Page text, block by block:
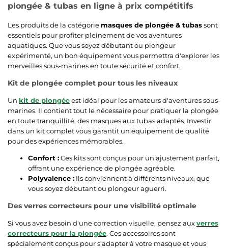
plongée & tubas en ligne à prix compétitifs
Les produits de la catégorie masques de plongée & tubassont
essentiels pour profiter pleinement de vos aventures
aquatiques. Que vous soyez débutant ou plongeur
expérimenté, un bon équipement vous permettra d'explorer les
merveilles sous-marines en toute sécurité et confort.
Kit de plongée complet pour tous les niveaux
Un kit de plongéeest idéal pour les amateurs d'aventures sous-
marines. Il contient tout le nécessaire pour pratiquer la plongée
en toute tranquillité, des masques aux tubas adaptés. Investir
dans un kit complet vous garantit un équipement de qualité
pour des expériences mémorables.
Confort :Ces kits sont conçus pour un ajustement parfait,
offrant une expérience de plongée agréable.
Polyvalence : Ils conviennent à différents niveaux, que
vous soyez débutant ou plongeur aguerri.
Des verres correcteurs pour une visibilité optimale
Si vous avez besoin d'une correction visuelle, pensez auxverres
correcteurs pour la plongée. Ces accessoires sont
spécialement conçus pour s'adapter à votre masque et vous